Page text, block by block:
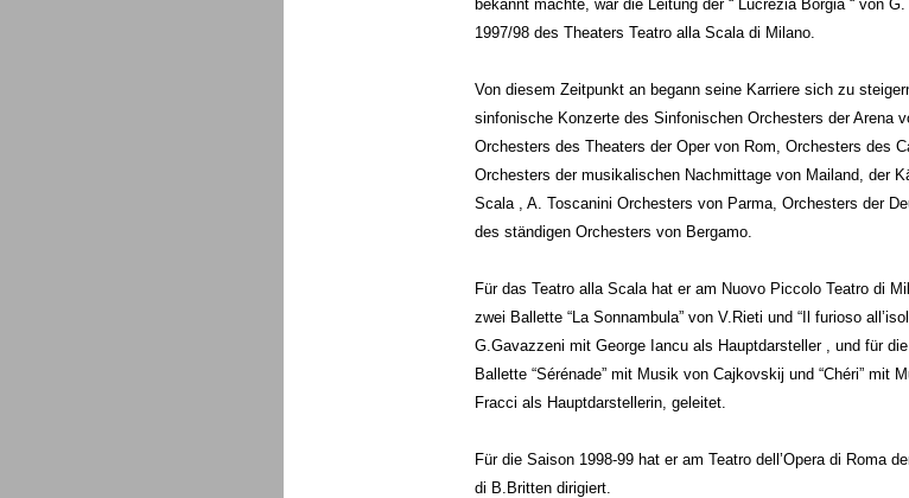
bekannt machte, war die Leitung der “ Lucrezia Borgia “ von
1997/98 des Theaters Teatro alla Scala di Milano.
Von diesem Zeitpunkt an begann seine Karriere sich zu
sinfonische Konzerte des Sinfonischen Orchesters der Arena
Orchesters des Theaters der Oper von Rom, Orchesters des
Orchesters der musikalischen Nachmittage von Mailand, der
Scala , A. Toscanini Orchesters von Parma, Orchesters der
des ständigen Orchesters von Bergamo.
Für das Teatro alla Scala hat er am Nuovo Piccolo Teatro di
zwei Ballette “La Sonnambula” von V.Rieti und “Il furioso
G.Gavazzeni mit George Iancu als Hauptdarsteller , und für
Ballette “Sérénade” mit Musik von Cajkovskij und “Chéri” mit
Fracci als Hauptdarstellerin, geleitet.
Für die Saison 1998-99 hat er am Teatro dell’Opera di Roma
di B.Britten dirigiert.